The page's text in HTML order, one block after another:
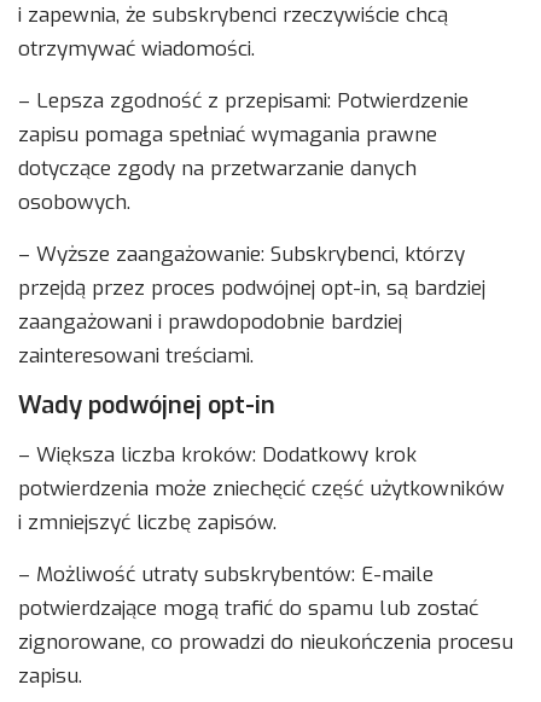
i zapewnia, że subskrybenci rzeczywiście chcą
otrzymywać wiadomości.
– Lepsza zgodność z przepisami: Potwierdzenie
zapisu pomaga spełniać wymagania prawne
dotyczące zgody na przetwarzanie danych
osobowych.
– Wyższe zaangażowanie: Subskrybenci, którzy
przejdą przez proces podwójnej opt-in, są bardziej
zaangażowani i prawdopodobnie bardziej
zainteresowani treściami.
Wady podwójnej opt-in
– Większa liczba kroków: Dodatkowy krok
potwierdzenia może zniechęcić część użytkowników
i zmniejszyć liczbę zapisów.
– Możliwość utraty subskrybentów: E-maile
potwierdzające mogą trafić do spamu lub zostać
zignorowane, co prowadzi do nieukończenia procesu
zapisu.